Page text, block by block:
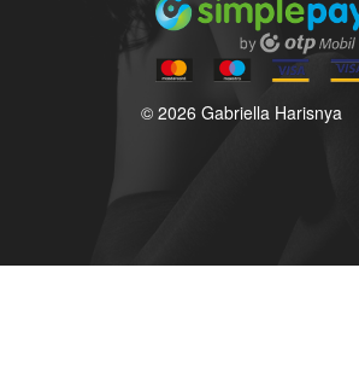
© 2026 Gabriella Harisnya